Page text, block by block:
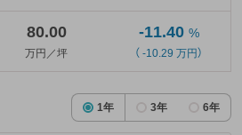
80.00
万円／坪
-11.40 %
（ -10.29 万円）
1年 3年 6年